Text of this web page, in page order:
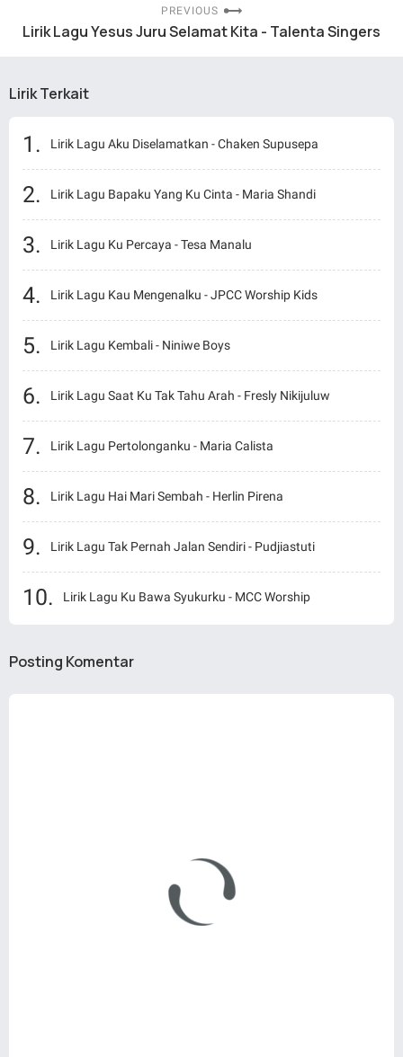
PREVIOUS
Lirik Lagu Yesus Juru Selamat Kita - Talenta Singers
Lirik Terkait
Lirik Lagu Aku Diselamatkan - Chaken Supusepa
Lirik Lagu Bapaku Yang Ku Cinta - Maria Shandi
Lirik Lagu Ku Percaya - Tesa Manalu
Lirik Lagu Kau Mengenalku - JPCC Worship Kids
Lirik Lagu Kembali - Niniwe Boys
Lirik Lagu Saat Ku Tak Tahu Arah - Fresly Nikijuluw
Lirik Lagu Pertolonganku - Maria Calista
Lirik Lagu Hai Mari Sembah - Herlin Pirena
Lirik Lagu Tak Pernah Jalan Sendiri - Pudjiastuti
Lirik Lagu Ku Bawa Syukurku - MCC Worship
Posting Komentar